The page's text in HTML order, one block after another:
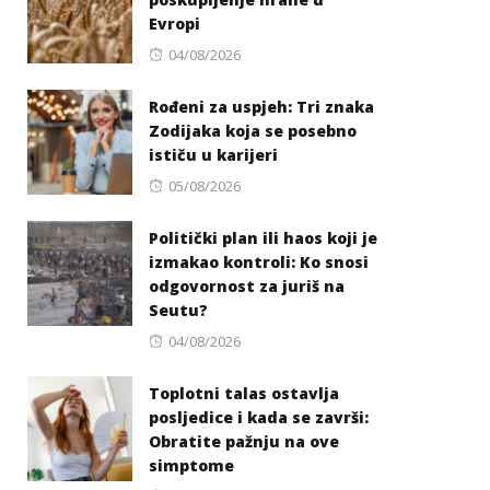
Evropi
Posted
04/08/2026
Rođeni za uspjeh: Tri znaka
Zodijaka koja se posebno
ističu u karijeri
Posted
05/08/2026
Politički plan ili haos koji je
izmakao kontroli: Ko snosi
odgovornost za juriš na
Seutu?
Posted
04/08/2026
Toplotni talas ostavlja
posljedice i kada se završi:
Obratite pažnju na ove
simptome